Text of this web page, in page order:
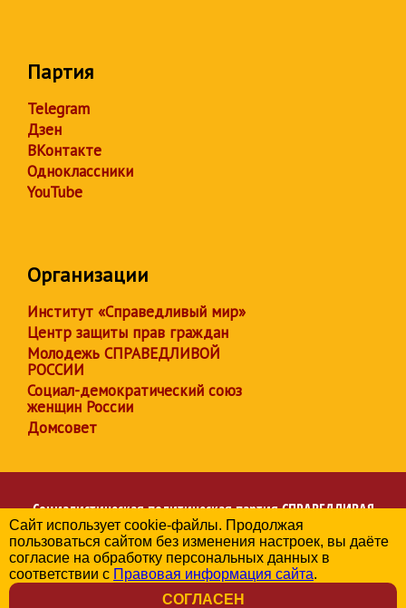
Партия
Telegram
Дзен
ВКонтакте
Одноклассники
YouTube
Организации
Институт «Справедливый мир»
Центр защиты прав граждан
Молодежь СПРАВЕДЛИВОЙ
РОССИИ
Социал-демократический союз
женщин России
Домсовет
Социалистическая политическая партияСПРАВЕДЛИВАЯ
РОССИЯ
Региональное отделение партии в Челябинской области
© 2006-2026
Политика в отношении обработки персональных данных
Сайт использует cookie-файлы. Продолжая
пользоваться сайтом без изменения настроек, вы даёте
согласие на обработку персональных данных в
соответствии с Правовая информация сайта.
СОГЛАСЕН